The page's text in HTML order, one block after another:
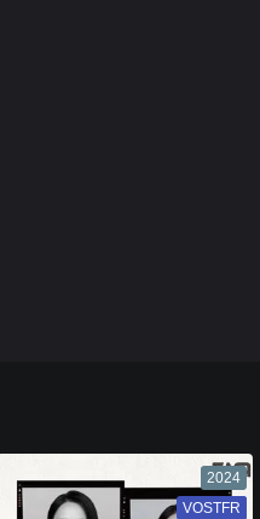
2024
VF
VOSTFR